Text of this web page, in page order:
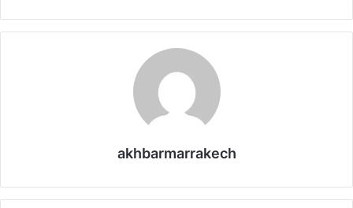
akhbarmarrakech